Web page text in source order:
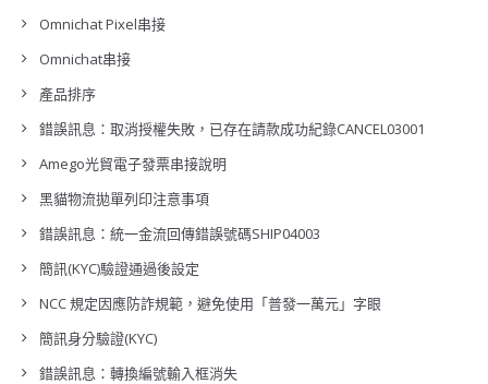
Omnichat Pixel串接
Omnichat串接
產品排序
錯誤訊息：取消授權失敗，已存在請款成功紀錄CANCEL03001
Amego光貿電子發票串接說明
黑貓物流拋單列印注意事項
錯誤訊息：統一金流回傳錯誤號碼SHIP04003
簡訊(KYC)驗證通過後設定
NCC 規定因應防詐規範，避免使用「普發一萬元」字眼
簡訊身分驗證(KYC)
錯誤訊息：轉換編號輸入框消失